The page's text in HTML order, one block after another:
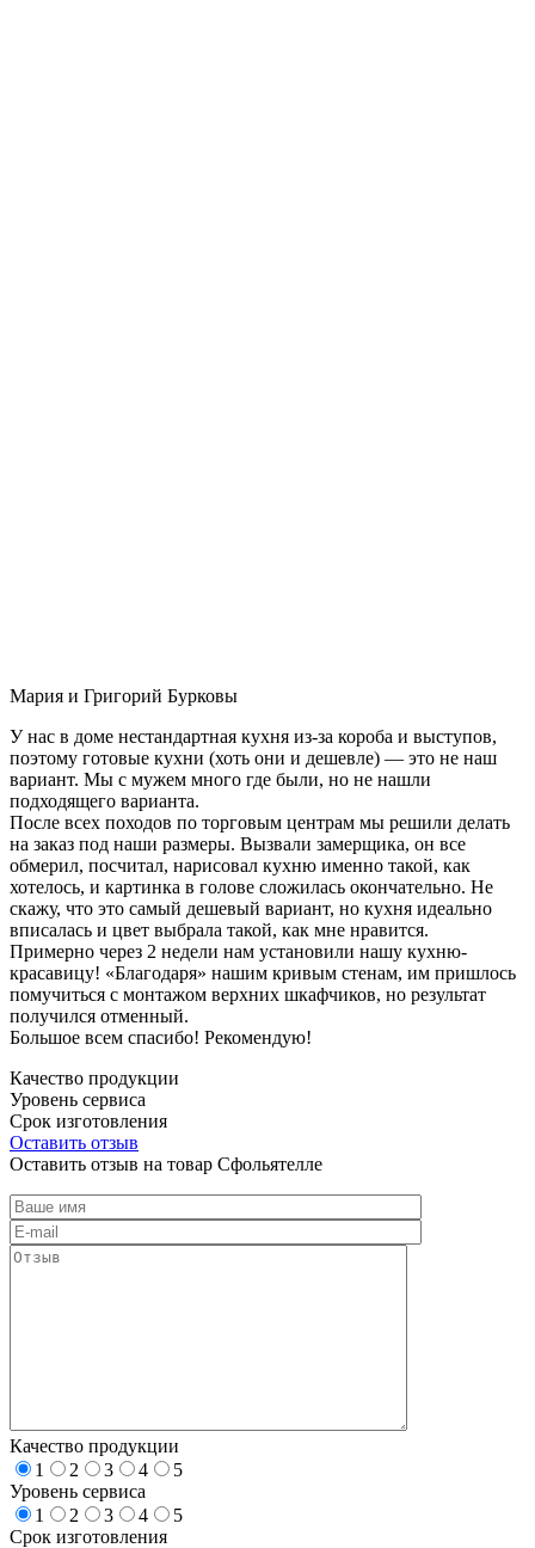
Мария и Григорий Бурковы
У нас в доме нестандартная кухня из-за короба и выступов,
поэтому готовые кухни (хоть они и дешевле) — это не наш
вариант. Мы с мужем много где были, но не нашли
подходящего варианта.
После всех походов по торговым центрам мы решили делать
на заказ под наши размеры. Вызвали замерщика, он все
обмерил, посчитал, нарисовал кухню именно такой, как
хотелось, и картинка в голове сложилась окончательно. Не
скажу, что это самый дешевый вариант, но кухня идеально
вписалась и цвет выбрала такой, как мне нравится.
Примерно через 2 недели нам установили нашу кухню-
красавицу! «Благодаря» нашим кривым стенам, им пришлось
помучиться с монтажом верхних шкафчиков, но результат
получился отменный.
Большое всем спасибо! Рекомендую!
Качество продукции
Уровень сервиса
Срок изготовления
Оставить отзыв
Оставить отзыв на товар Сфольятелле
Качество продукции
1
2 3 4
5
Уровень сервиса
1
2 3 4
5
Срок изготовления